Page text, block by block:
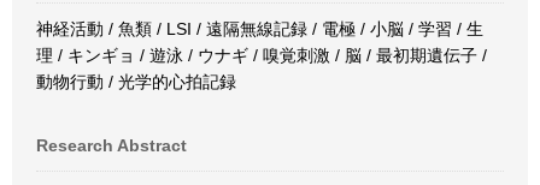
神経活動 / 魚類 / LSI / 遠隔無線記録 / 電極 / 小脳 / 学習 / 生
理 / キンギョ / 遊泳 / ウナギ / 嗅覚刺激 / 脳 / 最初期遺伝子 /
動物行動 / 光学的心拍記録
Research Abstract